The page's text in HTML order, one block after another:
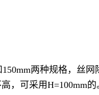
两种规格，丝
，可采用H=100mm的